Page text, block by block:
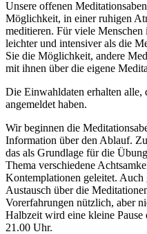
Unsere offenen
Möglichkeit, in einer ruhigen
meditieren. Für viele
leichter und intensiver als die
Sie die Möglichkeit, andere
mit ihnen über die eigene
Die Einwahldaten erhalten alle,
angemeldet haben.
Wir beginnen die
Information über den Ablauf.
das als Grundlage für die
Thema verschiedene
Kontemplationen geleitet. Auch
Austausch über die
Vorerfahrungen nützlich, aber
Halbzeit wird eine kleine
21.00 Uhr.